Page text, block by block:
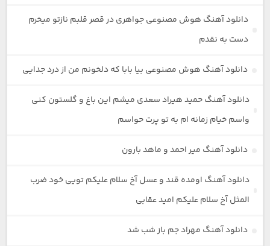
دانلود آهنگ هوش مصنوعی جواهری در قصر قلبم نازتو میخرم
دست به نقدم
دانلود آهنگ هوش مصنوعی بیا بابا که دلخونم من از درد جدایی
دانلود آهنگ حمید هیراد سعدی میشم این باغ و گلستون کنی
واسم خیام زمانه ام به تو پرت حواسم
دانلود آهنگ میر احمد و ماهد بارون
دانلود آهنگ اومده قند و عسل آخ سلام علیکم تویی خود ضرب
المثل آخ سلام علیکم امید عقابی
دانلود آهنگ مهراد جم باز شب شد